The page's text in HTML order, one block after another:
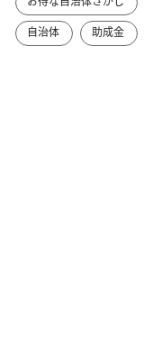
自治体
助成金